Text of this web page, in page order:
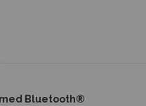
Bluetooth®